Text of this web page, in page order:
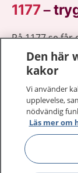
1177–
På 1177.se
sjukdomar
Logga in för
1177 ger dig
Den här
kakor
Vi använder
upplevelse,
nödvändig
Läs mer om